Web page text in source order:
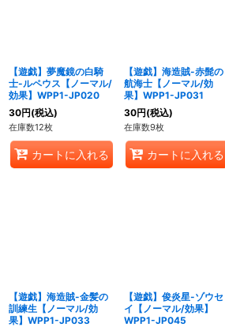
【遊戯】夢魔鏡の白騎
士-ルペウス【ノーマル/
効果】WPP1-JP020
30円(税込)
在庫数12枚
カートに入れる
【遊戯】海造賊-赤髭の
航海士【ノーマル/効
果】WPP1-JP031
30円(税込)
在庫数9枚
カートに入れる
【遊戯】海造賊-金髪の
訓練生【ノーマル/効
果】WPP1-JP033
【遊戯】俊炎星-ゾウセ
イ【ノーマル/効果】
WPP1-JP045